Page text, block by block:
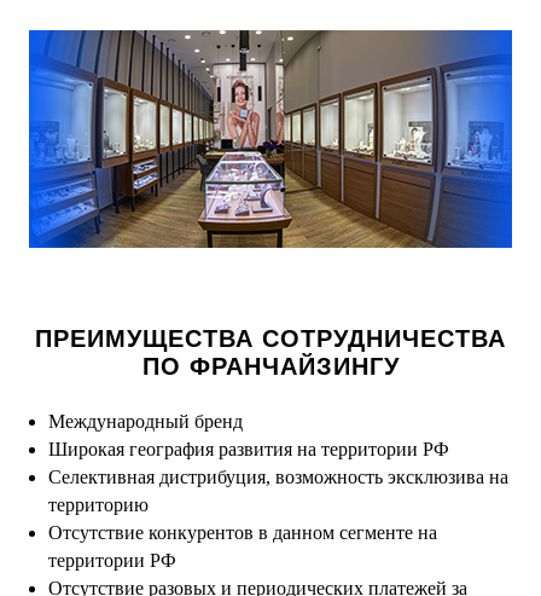
ПРЕИМУЩЕСТВА СОТРУДНИЧЕСТВА
ПО ФРАНЧАЙЗИНГУ
Международный бренд
Широкая география развития на территории РФ
Селективная дистрибуция, возможность эксклюзива на
территорию
Отсутствие конкурентов в данном сегменте на
территории РФ
Отсутствие разовых и периодических платежей за